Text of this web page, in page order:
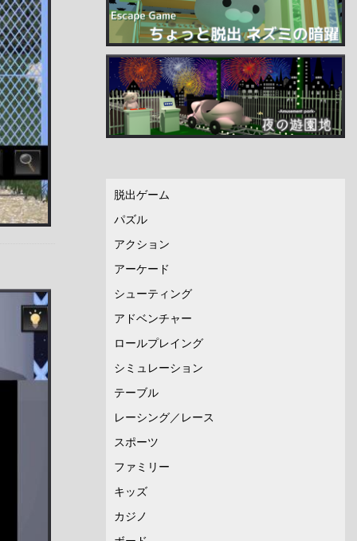
脱出ゲーム
パズル
アクション
アーケード
シューティング
アドベンチャー
ロールプレイング
シミュレーション
テーブル
レーシング／レース
スポーツ
ファミリー
キッズ
カジノ